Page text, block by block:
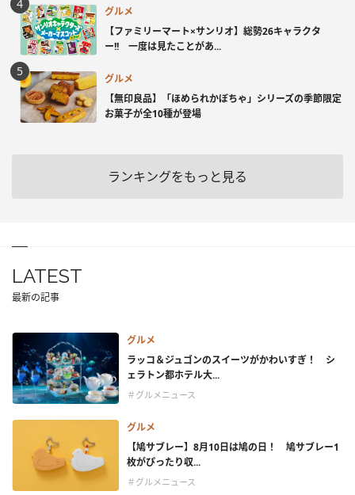
グルメ
【ファミリーマート×サンリオ】総勢26キャラクタ
ー!! 一度は見たことがあ...
グルメ
【無印良品】「ほめられかぼちゃ」シリーズの季節限定
お菓子が全10種が登場
ランキングをもっと見る
LATEST
最新の記事
グルメ
ラッコ＆ジュゴンのスイーツがかわいすぎ！ シ
ェラトン都ホテル大...
＃グルメニュース
グルメ
【鳩サブレー】8月10日は鳩の日！ 鳩サブレー1
枚がぴったり収...
＃グルメニュース